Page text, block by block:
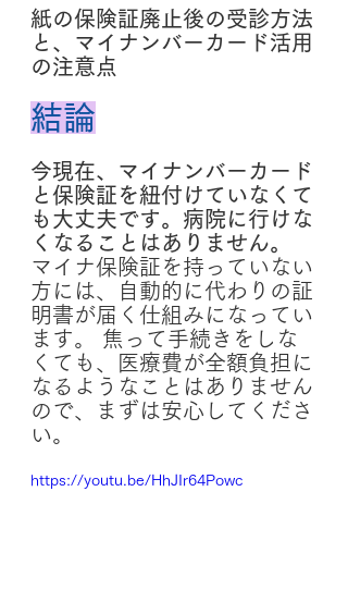
紙の保険証廃止後の受診方法
と、マイナンバーカード活用
の注意点
結論
今現在、マイナンバーカード
と保険証を紐付けていなくて
も大丈夫です。病院に行けな
くなることはありません。
マイナ保険証を持っていない
方には、自動的に代わりの証
明書が届く仕組みになってい
ます。 焦って手続きをしな
くても、医療費が全額負担に
なるようなことはありません
ので、まずは安心してくださ
い。
https://youtu.be/HhJIr64Powc